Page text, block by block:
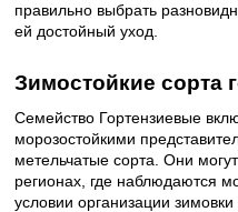
правильно выбрать
ей достойный уход.
Зимостойкие сорта
Семейство Гортензиевые
морозостойкими
метельчатые сорта. Они
регионах, где наблюдаются
условии организации